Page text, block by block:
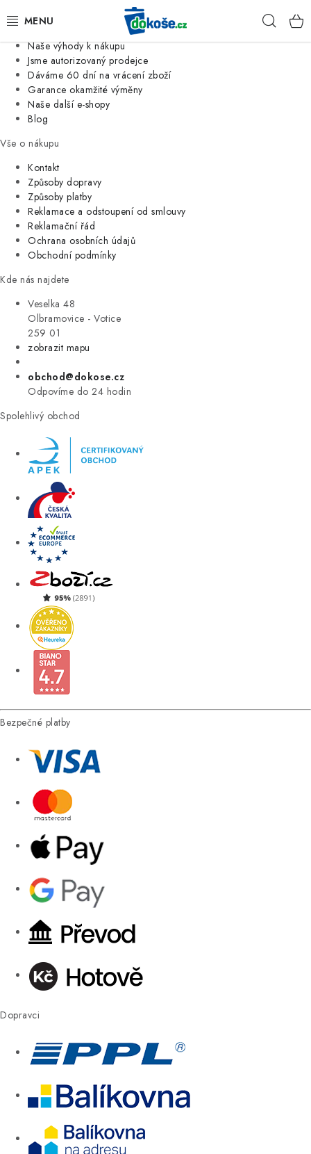
Jsme tradiční česká firma
Naše výhody k nákupu
Jsme autorizovaný prodejce
Dáváme 60 dní na vrácení zboží
Garance okamžité výměny
Naše další e-shopy
Blog
Vše o nákupu
Kontakt
Způsoby dopravy
Způsoby platby
Reklamace a odstoupení od smlouvy
Reklamační řád
Ochrana osobních údajů
Obchodní podmínky
Kde nás najdete
Veselka 48
Olbramovice - Votice
259 01
zobrazit mapu
obchod@dokose.cz
Odpovíme do 24 hodin
Spolehlivý obchod
Bezpečné platby
Dopravci
KOŠE
SÁČKY
KUCHYNĚ
ORGANIZACE
DOMÁCNOST
ÚKLID
VÝPRODEJ
ZNAČKY
Úvod Kontakt Blog
Moje objednávka